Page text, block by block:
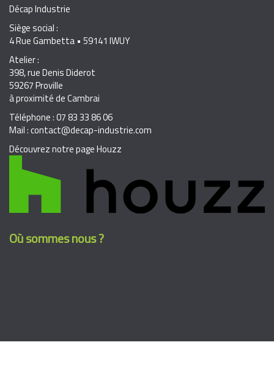
Décap Industrie
Siège social :
4 Rue Gambetta • 59141 IWUY
Atelier :
398, rue Denis Diderot
59267 Proville
à proximité de Cambrai
Téléphone : 07 83 33 86 06
Mail : contact@decap-industrie.com
Découvrez notre page Houzz
Où sommes nous ?